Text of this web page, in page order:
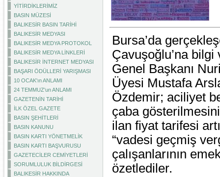
YİTİRDİKLERİMİZ
BASIN MÜZESİ
BALIKESİR BASIN TARİHİ
BALIKESİR MEDYASI
BALIKESİR MEDYA PROTOKOL
BALIKESİR MEDYA LİNKLERİ
BALIKESİR İNTERNET MEDYASI
BAŞARI ÖDÜLLERİ YARIŞMASI
10 OCAK'ın ANLAMI
24 TEMMUZ'un ANLAMI
GAZETENİN TARİHİ
İLK ÖZEL GAZETE
BASIN ŞEHİTLERİ
BASIN KANUNU
BASIN KARTI YÖNETMELİK
BASIN KARTI BAŞVURUSU
GAZETECİLER CEMİYETLERİ
SORUMLULUK BİLDİRGESİ
BALIKESİR HAKKINDA
Bursa’da
Çavuşoğlu’na
Genel Başkanı
Üyesi Mustafa
Özdemir; aciliyet
çaba
ilan fiyat tarifesi
“vadesi geçmiş
çalışanlarının
özetlediler.